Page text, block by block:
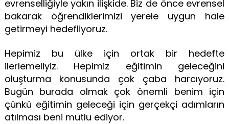
evrenselliğiyle yakın ilişkide. Biz de önce evrensel
bakarak öğrendiklerimizi yerele uygun hale
getirmeyi hedefliyoruz.
Hepimiz bu ülke için ortak bir hedefte
ilerlemeliyiz. Hepimiz eğitimin geleceğini
oluşturma konusunda çok çaba harcıyoruz.
Bugün burada olmak çok önemli benim için
çünkü eğitimin geleceği için gerçekçi adımların
atılması beni mutlu ediyor.